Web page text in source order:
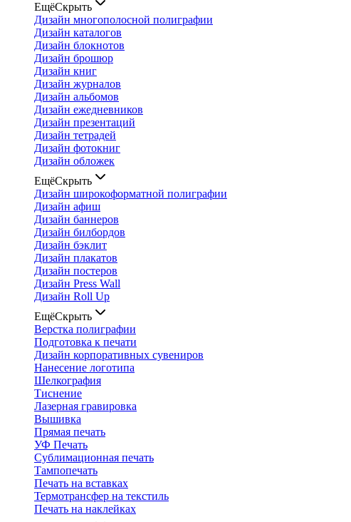
ЕщёСкрыть
Дизайн многополосной полиграфии
Дизайн каталогов
Дизайн блокнотов
Дизайн брошюр
Дизайн книг
Дизайн журналов
Дизайн альбомов
Дизайн ежедневников
Дизайн презентаций
Дизайн тетрадей
Дизайн фотокниг
Дизайн обложек
ЕщёСкрыть
Дизайн широкоформатной полиграфии
Дизайн афиш
Дизайн баннеров
Дизайн билбордов
Дизайн бэклит
Дизайн плакатов
Дизайн постеров
Дизайн Press Wall
Дизайн Roll Up
ЕщёСкрыть
Верстка полиграфии
Подготовка к печати
Дизайн корпоративных сувениров
Нанесение логотипа
Шелкография
Тиснение
Лазерная гравировка
Вышивка
Прямая печать
УФ Печать
Сублимационная печать
Тампопечать
Печать на вставках
Термотрансфер на текстиль
Печать на наклейках